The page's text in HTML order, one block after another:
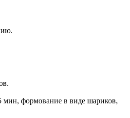
мин, формование в виде шариков,